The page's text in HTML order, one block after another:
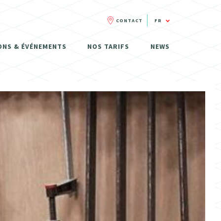
& ÉVÉNEMENTS NOS TARIFS NEWS
CONTACT FR